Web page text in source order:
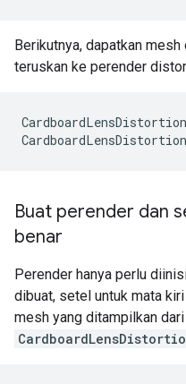
Berikutnya, dapatkan
teruskan ke perender
Buat perender dan
benar
Perender hanya perlu
dibuat, setel untuk mata
mesh yang ditampilkan